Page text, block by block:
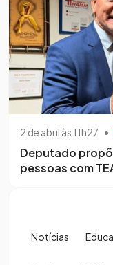
2 de abril às 11h27 •
Deputado
pessoas com
Notícias